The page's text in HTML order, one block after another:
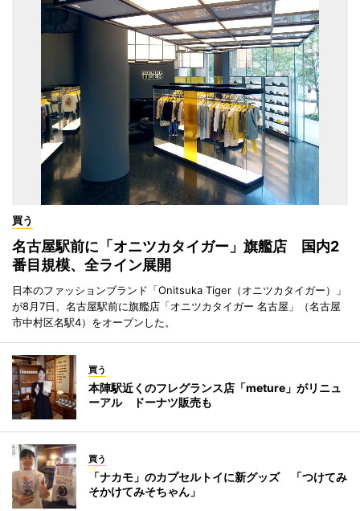
買う
名古屋駅前に「オニツカタイガー」旗艦店 国内2
番目規模、全ライン展開
日本のファッションブランド「Onitsuka Tiger（オニツカタイガー）」
が8月7日、名古屋駅前に旗艦店「オニツカタイガー 名古屋」（名古屋
市中村区名駅4）をオープンした。
買う
本陣駅近くのフレグランス店「meture」がリニュ
ーアル ドーナツ販売も
買う
「ナカモ」のカプセルトイに新グッズ 「つけてみ
そかけてみそちゃん」